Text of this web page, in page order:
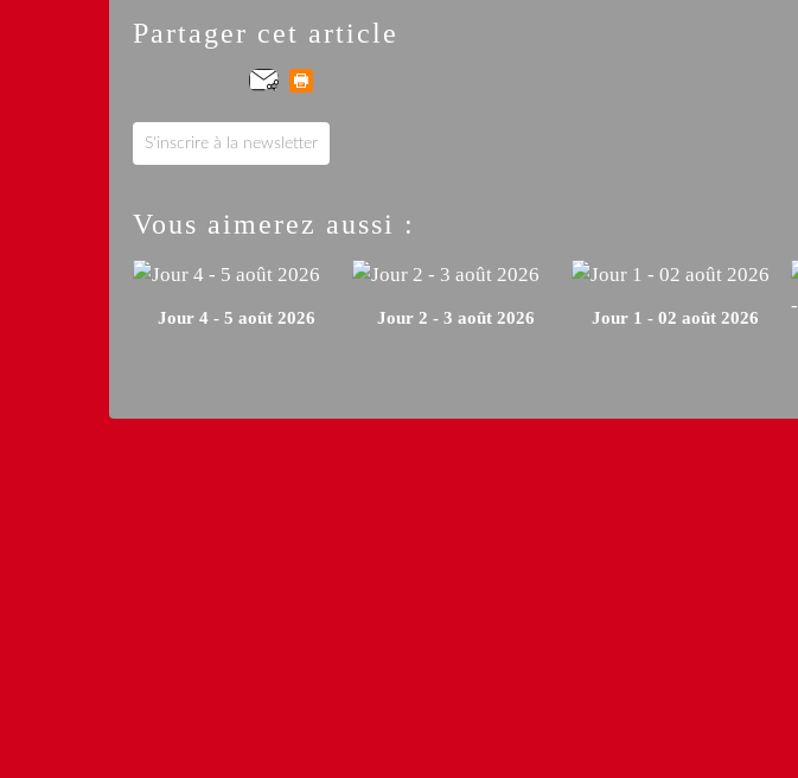
Partager cet article
S'inscrire à la newsletter
Vous aimerez aussi :
Jour 4 - 5 août 2026 Jour 2 - 3 août 2026
Jour 1 - 02 août 2026